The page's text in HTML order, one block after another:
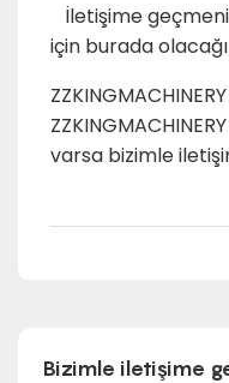
İletişime
için burada
varsa bizimle
Bizimle iletişime